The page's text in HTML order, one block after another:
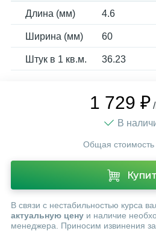
Длина (мм) 4.6
Ширина (мм) 60
Штук в 1 кв.м. 36.23
1 729 ₽
В
Общая стоимость
В связи с нестабильностью курса
актуальную цену и наличие
менеджера. Приносим извинения за